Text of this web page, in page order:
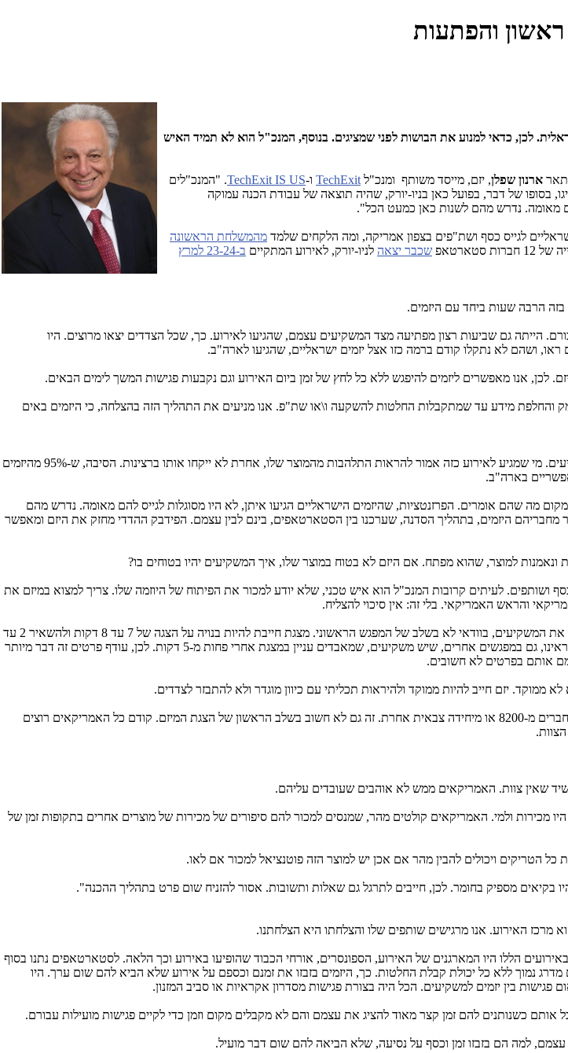
והפתעות
לכן, כדאי למנוע את הבושות לפני שמציגים. בנוסף, המנכ"ל הוא לא תמיד האיש
ארנון שפלן, יזם, מייסד משותף ומנכ"ל TechExit ו-TechExit IS US. "המנכ"לים
של דבר, בפועל כאן בניו-יורק, שהיה תוצאה של עבודת הכנה עמוקה
להם מאומה. נדרש מהם לשנות כאן כמעט הכל".
לגייס כסף ושת"פים בצפון אמריקה, ומה הלקחים שלמד מהמשלחת הראשונה
שכבר יצאה לניו-יורק, לאירוע המתקיים ב-23-24 למרץ
הרבה שעות ביחד עם היזמים.
הייתה גם שביעות רצון מפתיעה מצד המשקיעים עצמם, שהגיעו לאירוע. כך, שכל הצדדים יצאו מרוצים. היו
ושהם לא נתקלו קודם ברמה כזו אצל יזמים ישראליים, שהגיעו לארה"ב.
לכן, אנו מאפשרים ליזמים להיפגש ללא כל לחץ של זמן ביום האירוע וגם נקבעות פגישות המשך לימים הבאים.
והחלפת מידע עד שמתקבלות החלטות להשקעה ו\או שת"פ. אנו מניעים את התהליך הזה בהצלחה, כי היזמים באים
: "כמעט הכל. הדבר הכי בסיסי הוא: שהמוצר של השירות, שבאים איתו, צריך להיות מעניין למשקיעים. מי שמגיע לאירוע כזה אמור להראות התלהבות מהמוצר שלו, אחרת לא ייקחו אותו ברצינות. הסיבה, ש-95% מהיזמים
בארה"ב.
מה שהם אומרים. הפרזנטציות, שהיזמים הישראליים הגיעו איתן, לא היו מסוגלות לגייס להם מאומה. נדרש מהם
מחבריהם היזמים, בתהליך הסדנה, שערכנו בין הסטארטאפים, בינם לבין עצמם. הפידבק ההדדי מחזק את היזם ומאפשר
למוצר, שהוא מפתח. אם היזם לא בטוח במוצר שלו, איך המשקיעים יהיו בטוחים בו?
ושותפים. לעיתים קרובות המנכ"ל הוא איש טכני, שלא יודע למכור את הפיתוח של היוזמה שלו. צריך למצוא במיזם את
והראש האמריקאי. בלי זה: אין סיכוי להצליח.
בנוסף, רוב הפרזנטציות, שהביאו המנהלים מישראל, היו עמוסות בפרטים. יותר מדי פרטים, שלא מעניינים את המשקיעים, בוודאי לא בשלב של המפגש הראשוני. מצגת חייבת להיות בנויה על הצגה של 7 עד 8 דקות ולהשאיר 2 עד
3 דקות לשאלות. חייבים לתרגל את זה עד שעומדים בזמנים הללו. ייתכן ובעתיד נקצר את זה עוד יותר, כי ראינו, גם במפגשים אחרים, שיש משקיעים, שמאבדים עניין במצגת אחרי פחות מ-5 דקות. לכן, עודף פרטים זה דבר מיותר
אותם בפרטים לא חשובים.
אחד הדברים, שתוקנו די בקלות, זה נושא הצגת הצוות. בארה"ב לא מכירים את המונחים הישראליים של חברים מ-8200 או מיחידה צבאית אחרת. זה גם לא חשוב בשלב הראשון של הצגת המיזם. קודם כל האמריקאים רוצים
שאין צוות. האמריקאים ממש לא אוהבים שעובדים עליהם.
היו מכירות ולמי. האמריקאים קולטים מהר, שמנסים למכור להם סיפורים של מכירות של מוצרים אחרים בתקופות זמן של
הטריקים ויכולים להבין מהר אם אכן יש למוצר הזה פוטנציאל למכור אם לאו.
בקיאים מספיק בחומר. לכן, חייבים לתרגל גם שאלות ותשובות. אסור להזניח שום פרט בתהליך ההכנה".
האירוע. אנו מרגישים שותפים שלו והצלחתו היא הצלחתנו.
הללו היו המארגנים של האירוע, הספונסרים, אורחי הכבוד שהופיעו באירוע וכך הלאה. לסטארטאפים נתנו בסוף
נמוך ללא כל יכולת קבלת החלטות. כך, היזמים בזבזו את זמנם וכספם על אירוע שלא הביא להם שום ערך. היו
בין יזמים למשקיעים. הכל היה בצורת פגישות מסדרון אקראיות או סביב המזנון.
להם זמן קצר מאוד להציג את עצמם והם לא מקבלים מקום וזמן כדי לקיים פגישות מועילות עבורם.
למה הם בזבזו זמן וכסף על נסיעה, שלא הביאה להם שום דבר מועיל.